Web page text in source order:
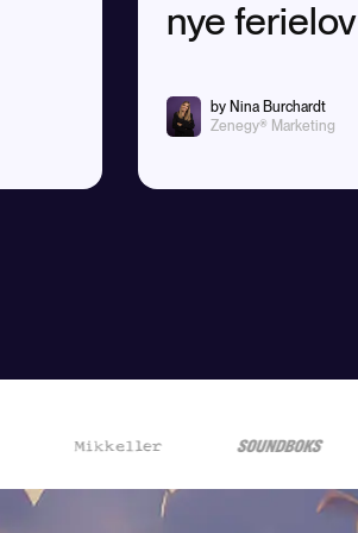
nye ferielov
by Nina Burchardt
Zenegy® Marketing